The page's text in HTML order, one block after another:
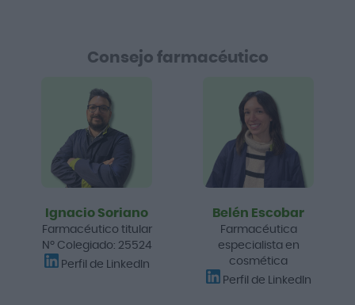
Consejo farmacéutico
Ignacio Soriano
Farmacéutico titular
Nº Colegiado: 25524
Perfil de LinkedIn
Belén Escobar
Farmacéutica
especialista en
cosmética
Perfil de LinkedIn